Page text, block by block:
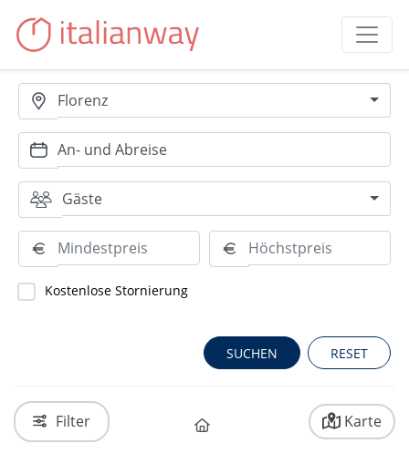
Florenz
Gäste
Kostenlose Stornierung
RESET
Filter Karte